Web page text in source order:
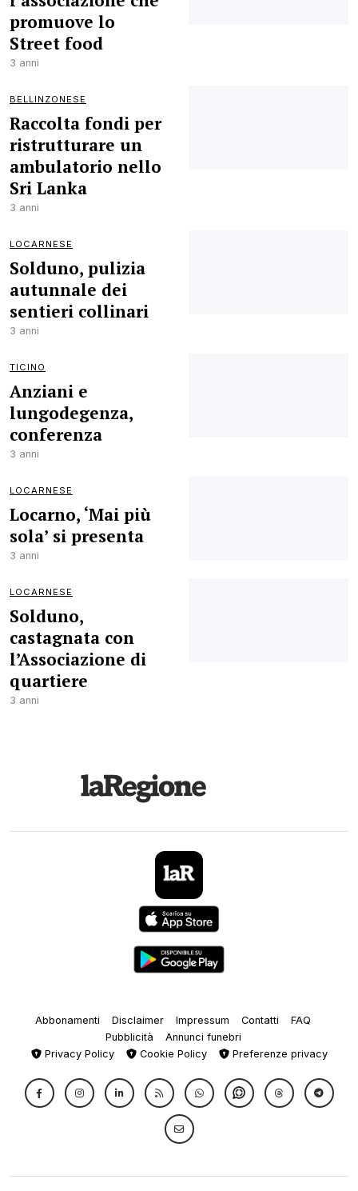
promuove lo
Street food
3 anni
BELLINZONESE
Raccolta fondi per
ristrutturare un
ambulatorio nello
Sri Lanka
3 anni
LOCARNESE
Solduno, pulizia
autunnale dei
sentieri collinari
3 anni
TICINO
Anziani e
lungodegenza,
conferenza
3 anni
LOCARNESE
Locarno, ‘Mai più
sola’ si presenta
3 anni
LOCARNESE
Solduno,
castagnata con
l’Associazione di
quartiere
3 anni
Abbonamenti Disclaimer Impressum Contatti
FAQ
Pubblicità
Annunci funebri
Privacy Policy
Cookie Policy Preferenze privacy